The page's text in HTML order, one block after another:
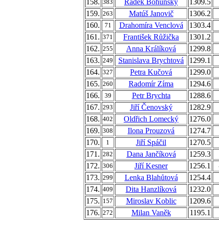
158. 383 Radek Bohunský
1309.5
159. 263 Matúš Janovič
1306.2
160.
71 Drahomíra Venclová
1303.4
161. 371 František Růžička
1301.2
162. 255 Anna Králíková
1299.8
163. 249 Stanislava Brychtová
1299.1
164. 327 Petra Kučová
1299.0
165. 260 Radomír Zíma
1294.6
166.
39 Petr Brychta
1288.6
167. 293 Jiří Čenovský
1282.9
168. 402 Oldřich Lomecký
1276.0
169. 308 Ilona Prouzová
1274.7
170.
1 Jiří Spáčil
1270.5
171. 282 Dana Jančíková
1259.3
172. 306 Jiří Kesner 1256.1
173. 299 Lenka Blahůtová
1254.4
174. 409 Dita Hanzlíková
1232.0
175. 157 Miroslav Koblic
1209.6
176. 272 Milan Vaněk 1195.1